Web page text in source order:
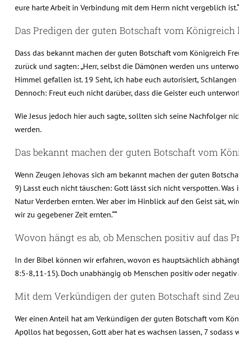
eure harte Arbeit in Verbindung mit dem Herrn nicht vergeblich ist.“
Das Predigen der guten Botschaft vom
Dass das bekannt machen der guten Botschaft vom Königreich
zurück und sagten: „Herr, selbst die Dämọnen werden uns
Himmel gefallen ist. 19 Seht, ich habe euch autorisiert,
Dennoch: Freut euch nicht darüber, dass die Geister euch
Wie Jesus jedoch hier auch sagte, sollten sich seine Nachfolger
werden.
Das bekannt machen der guten Botschaft vom
Wenn Zeugen Jehovas sich am bekannt machen der guten
9) Lasst euch nicht täuschen: Gott lässt sich nicht verspotten.
Natur Verderben ernten. Wer aber im Hinblick auf den Geist sät,
wir zu gegebener Zeit ernten.““
Wovon hängt es ab, ob Menschen positiv auf das
In der Bibel können wir erfahren, wovon es hauptsächlich
8:5-8,11-15). Doch unabhängig ob Menschen positiv oder
Mit dem Verkündigen der guten Botschaft sind
Wer einen Anteil hat am Verkündigen der guten Botschaft vom
Apọllos hat begossen, Gott aber hat es wachsen lassen, 7 sodass